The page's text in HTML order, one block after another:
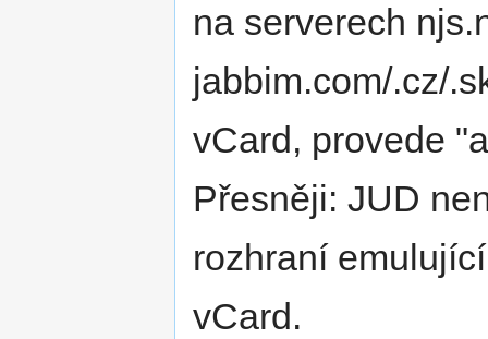
na serverech
jabbim.com/.cz/
vCard, provede
Přesněji: JUD
rozhraní
vCard.